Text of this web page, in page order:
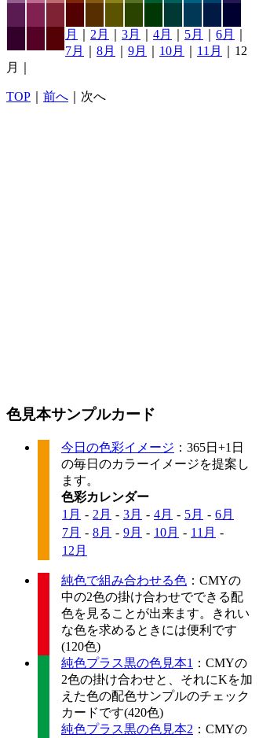
月 2月 3月 4月 5月 6月
7月
8月 9月 10月 11月
｜12
月｜
TOP 前へ ｜次へ
色見本サンプルカード
今日の色彩イメージ ：365日+1日
の毎日のカラーイメージを提案し
ます。
色彩カレンダー
1月 - 2月 - 3月 - 4月 - 5月 - 6月
7月 - 8月 - 9月 - 10月 - 11月 -
12月
純色で組み合わせる色 ：CMYの
中の2色の掛け合わせでできる配
色を見ることが出来ます。きれい
な色を求めるときには便利です
(120色)
純色プラス黒の色見本1 ：CMYの
2色の掛け合わせと、それにKを加
えた色の配色サンプルのチェック
カードです(420色)
純色プラス黒の色見本2 ：CMYの